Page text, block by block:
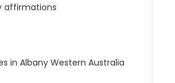
affirmations
in Albany Western Australia